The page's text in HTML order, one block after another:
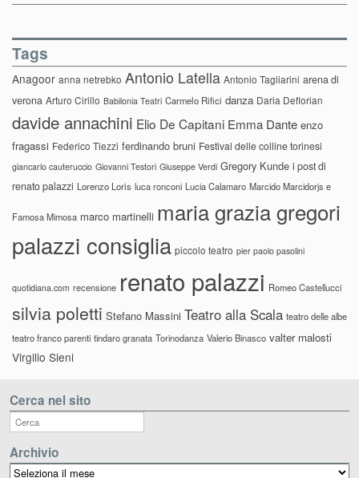
Tags
Anagoor anna netrebko Antonio Latella Antonio Tagliarini arena di
verona Arturo Cirillo Babilonia Teatri Carmelo Rifici danza Daria Deflorian
davide annachini Elio De Capitani Emma Dante enzo
fragassi Federico Tiezzi ferdinando bruni Festival delle colline torinesi
giancarlo cauteruccio Giovanni Testori Giuseppe Verdi Gregory Kunde i post di
renato palazzi Lorenzo Loris luca ronconi Lucia Calamaro Marcido Marcidorjs e
Famosa Mimosa marco martinelli maria grazia gregori
palazzi consiglia piccolo teatro pier paolo pasolini
quotidiana.com recensione renato palazzi Romeo Castellucci
silvia poletti Stefano Massini Teatro alla Scala teatro delle albe
teatro franco parenti tindaro granata Torinodanza Valerio Binasco valter malosti
Virgilio Sieni
Cerca nel sito
Archivio
Archivio